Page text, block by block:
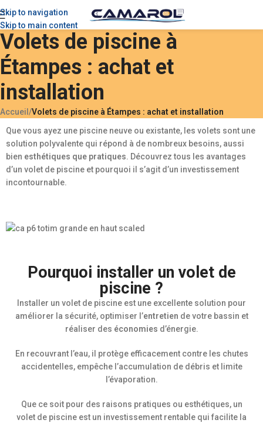
Skip to navigation
Skip to main content
Volets de piscine à
Étampes : achat et
installation
Accueil /Volets de piscine à Étampes : achat et installation
Que vous ayez une piscine neuve ou existante, les volets sont une
solution polyvalente qui répond à de nombreux besoins, aussi
bien esthétiques que pratiques. Découvrez tous les avantages
d’un volet de piscine et pourquoi il s’agit d’un investissement
incontournable.
Pourquoi installer un volet de
piscine ?
Installer un volet de piscine est une excellente solution pour
améliorer la sécurité, optimiser l’entretien de votre bassin et
réaliser des économies d’énergie.
En recouvrant l’eau, il protège efficacement contre les chutes
accidentelles, empêche l’accumulation de débris et limite
l’évaporation.
Que ce soit pour des raisons pratiques ou esthétiques, un
volet de piscine est un investissement rentable qui facilite la